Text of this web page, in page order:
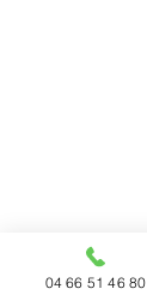
04 66 51 46 80